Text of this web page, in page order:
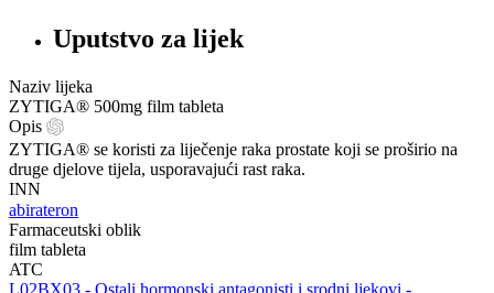
Uputstvo za lijek
Naziv lijeka
ZYTIGA® 500mg film tableta
Opis
ZYTIGA® se koristi za liječenje raka prostate koji se proširio na
druge djelove tijela, usporavajući rast raka.
INN
abirateron
Farmaceutski oblik
film tableta
ATC
‍L02BX03 - Ostali hormonski antagonisti i srodni ljekovi -